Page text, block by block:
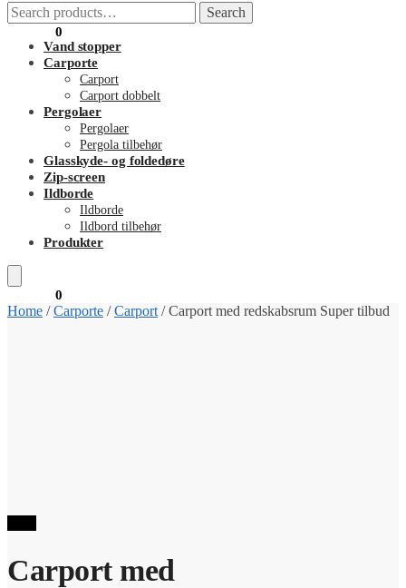
Search
for:
Search
0
Search
for:
Search
Vand stopper
Carporte
Carport
Carport dobbelt
Pergolaer
Pergolaer
Pergola tilbehør
Glasskyde- og foldedøre
Zip-screen
Ildborde
Ildborde
Ildbord tilbehør
Produkter
0
Home /Carporte /Carport /Carport med redskabsrum Super tilbud
Carport med